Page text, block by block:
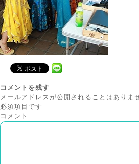
コメントを残す
メールアドレスが公開されることはありま
必須項目です
コメント